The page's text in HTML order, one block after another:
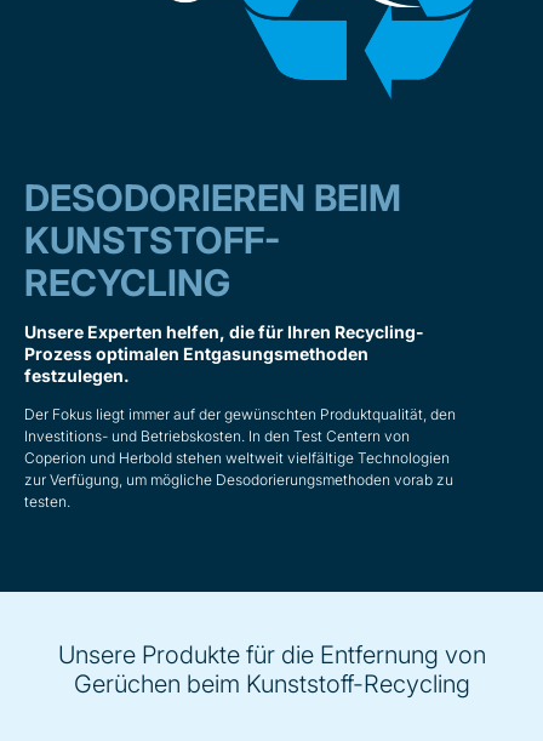
DESODORIEREN BEIM
KUNSTSTOFF-
RECYCLING
Unsere Experten helfen, die für Ihren Recycling-
Prozess optimalen Entgasungsmethoden
festzulegen.
Der Fokus liegt immer auf der gewünschten Produktqualität, den
Investitions- und Betriebskosten. In den Test Centern von
Coperion und Herbold stehen weltweit vielfältige Technologien
zur Verfügung, um mögliche Desodorierungsmethoden vorab zu
testen.
Unsere Produkte für die Entfernung von
Gerüchen beim Kunststoff-Recycling